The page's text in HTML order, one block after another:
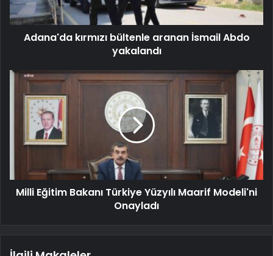
Adana'da kırmızı bültenle aranan İsmail Abdo
yakalandı
Milli Eğitim Bakanı Türkiye Yüzyılı Maarif Modeli'ni
Onayladı